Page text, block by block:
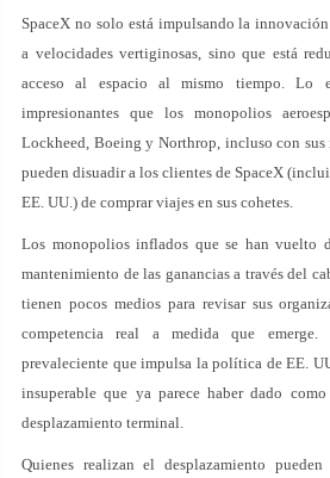
SpaceX no solo está impulsando la
a velocidades vertiginosas, sino que está
acceso al espacio al mismo tiempo. Lo
impresionantes que los monopolios
Lockheed, Boeing y Northrop, incluso con sus
pueden disuadir a los clientes de SpaceX
EE. UU.) de comprar viajes en sus cohetes.
Los monopolios inflados que se han vuelto
mantenimiento de las ganancias a través del
tienen pocos medios para revisar sus
competencia real a medida que
prevaleciente que impulsa la política de EE.
insuperable que ya parece haber dado
desplazamiento terminal.
Quienes realizan el desplazamiento